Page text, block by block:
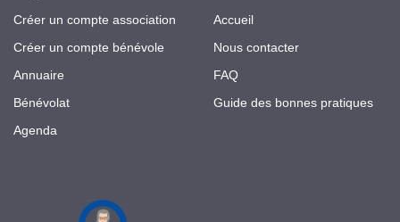
Créer un compte association
Créer un compte bénévole
Annuaire
Bénévolat
Agenda
Accueil
Nous contacter
FAQ
Guide des bonnes pratiques